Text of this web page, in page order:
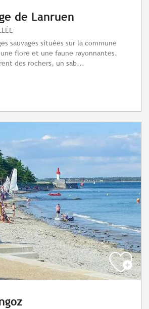
de Lanruen
sauvages situées sur la commune
flore et une faune rayonnantes.
des rochers, un sab...